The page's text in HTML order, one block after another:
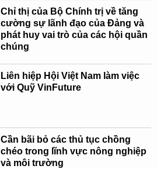
Chỉ thị của Bộ Chính trị về tăng
cường sự lãnh đạo của Đảng và
phát huy vai trò của các hội quần
chúng
Liên hiệp Hội Việt Nam làm việc
với Quỹ VinFuture
Cần bãi bỏ các thủ tục chồng
chéo trong lĩnh vực nông nghiệp
và môi trường